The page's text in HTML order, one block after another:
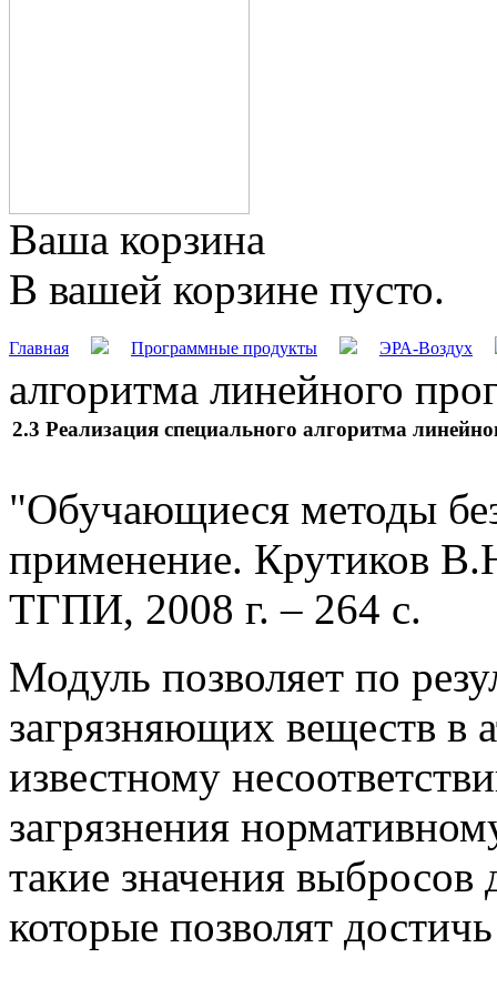
Ваша корзина
В вашей корзине пусто.
Главная Программные продукты ЭРА-Воздух
алгоритма линейного
2.3 Реализация специального алгоритма
"Обучающиеся методы
применение. Крутиков
ТГПИ, 2008 г. – 264 с.
Модуль позволяет по
загрязняющих веществ в
известному
загрязнения
такие значения
которые позволят